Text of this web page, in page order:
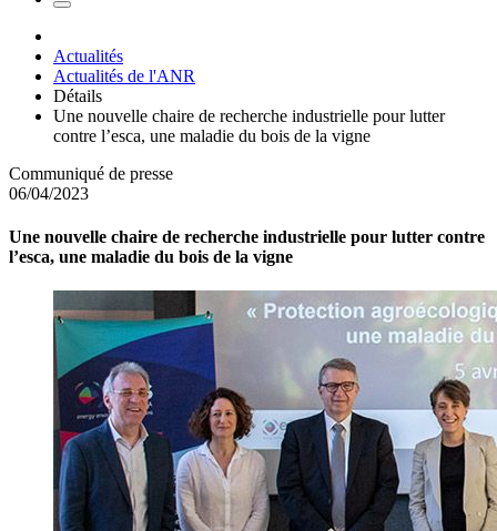
Actualités
Actualités de l'ANR
Détails
Une nouvelle chaire de recherche industrielle pour lutter
contre l’esca, une maladie du bois de la vigne
Communiqué de presse
06/04/2023
Une nouvelle chaire de recherche industrielle pour lutter contre
l’esca, une maladie du bois de la vigne